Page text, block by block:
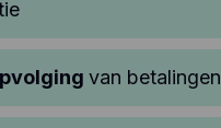
van betalingen